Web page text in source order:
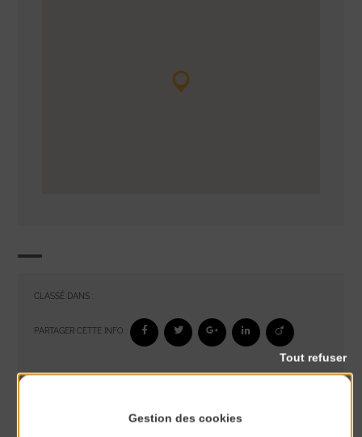
CLASSÉ DANS :
PARTAGER CETTE INFO :
Gestion des cookies
Tout refuser